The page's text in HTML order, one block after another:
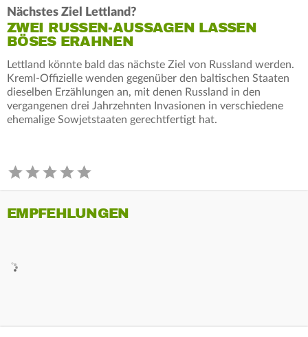
Nächstes Ziel Lettland?
ZWEI RUSSEN-AUSSAGEN LASSEN
BÖSES ERAHNEN
Lettland könnte bald das nächste Ziel von Russland werden.
Kreml-Offizielle wenden gegenüber den baltischen Staaten
dieselben Erzählungen an, mit denen Russland in den
vergangenen drei Jahrzehnten Invasionen in verschiedene
ehemalige Sowjetstaaten gerechtfertigt hat.
EMPFEHLUNGEN